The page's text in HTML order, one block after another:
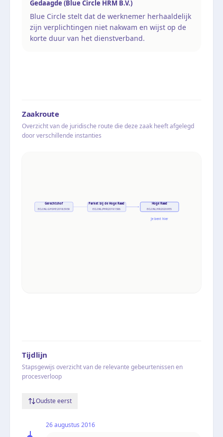
Gedaagde (Blue Circle HRM B.V.)
Blue Circle stelt dat de werknemer herhaaldelijk
zijn verplichtingen niet nakwam en wijst op de
korte duur van het dienstverband.
Zaakroute
Overzicht van de juridische route die deze zaak heeft afgelegd
door verschillende instanties
Gerechtshof
ECLI:NL:GHSHE:2018:3938
Parket bij de Hoge Raad
ECLI:NL:PHR:2019:1386
Hoge Raad
ECLI:NL:HR:2020:955
Je bent hier
Tijdlijn
Stapsgewijs overzicht van de relevante gebeurtenissen en
procesverloop
Oudste eerst
26 augustus 2016